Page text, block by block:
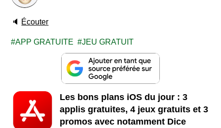
🔈 Écouter
APP GRATUITE JEU GRATUIT
Les bons plans iOS du jour : 3
applis gratuites, 4 jeux gratuits et 3
promos avec notamment Dice